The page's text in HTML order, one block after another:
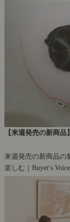
【来週発売の新商品
来週発売の新商品の
楽しむ｜Buyer's Voice